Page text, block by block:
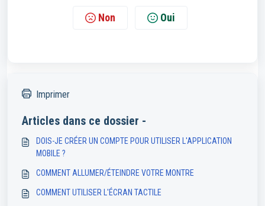
Non Oui
Imprimer
Articles dans ce dossier -
DOIS-JE CRÉER UN COMPTE POUR UTILISER L'APPLICATION
MOBILE ?
COMMENT ALLUMER/ÉTEINDRE VOTRE MONTRE
COMMENT UTILISER L'ÉCRAN TACTILE